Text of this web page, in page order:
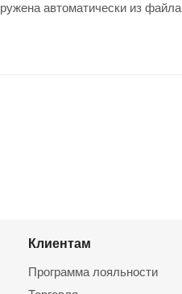
автоматически из файла
Клиентам
Программа лояльности